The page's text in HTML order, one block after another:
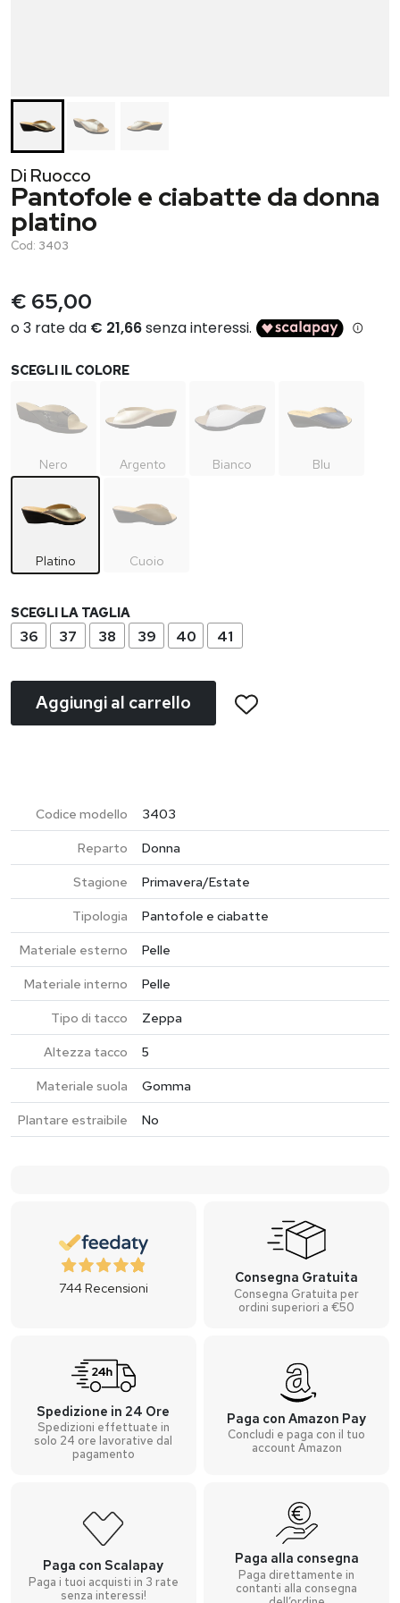
Di Ruocco
Pantofole e ciabatte da donna
platino
Cod: 3403
€ 65,00
SCEGLI IL COLORE
Nero Argento Bianco Blu
Platino Cuoio
SCEGLI LA TAGLIA
36 37 38 39 40 41
Aggiungi al carrello
Codice modello
3403
Reparto
Donna
Stagione
Primavera/Estate
Tipologia
Pantofole e ciabatte
Materiale esterno
Pelle
Materiale interno
Pelle
Tipo di tacco
Zeppa
Altezza tacco
5
Materiale suola
Gomma
Plantare estraibile
No
744Recensioni
Consegna Gratuita
Consegna Gratuita per
ordini superiori a €50
Spedizione in 24 Ore
Spedizioni effettuate in
solo 24 ore lavorative dal
pagamento
Paga con Amazon Pay
Concludi e paga con il tuo
account Amazon
Paga con Scalapay
Paga i tuoi acquisti in 3 rate
senza interessi!
Paga alla consegna
Paga direttamente in
contanti alla consegna